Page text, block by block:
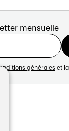
mensuelle
générales et la